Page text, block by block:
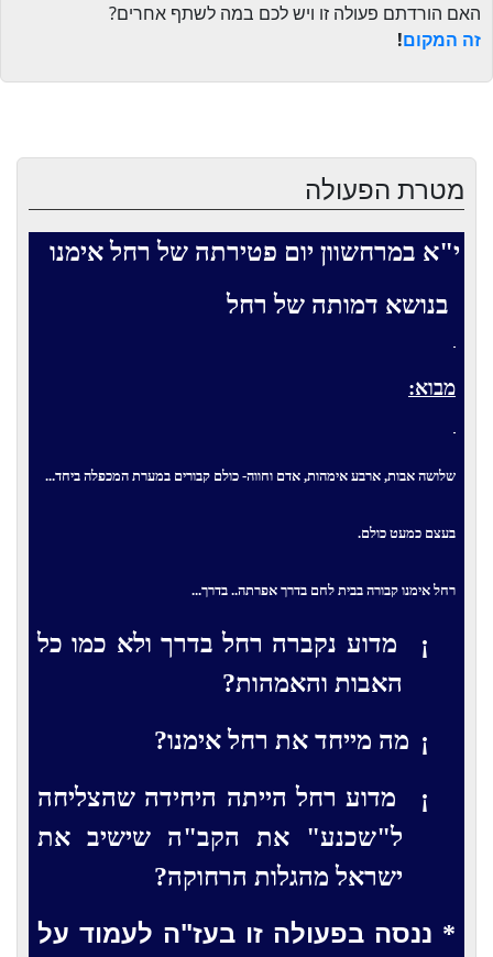
האם הורדתם פעולה זו ויש לכם במה לשתף אחרים?
זה המקום!
מטרת הפעולה
י"א במרחשוון יום פטירתה של רחל אימנו
בנושא דמותה של רחל
מבוא:
שלושה אבות, ארבע אימהות, אדם וחווה- כולם קבורים במערת המכפלה ביחד...
בעצם כמעט כולם.
רחל אימנו קבורה בבית לחם בדרך אפרתה.. בדרך...
¡
מדוע נקברה רחל בדרך ולא כמו כל
האבות והאמהות?
¡ מה מייחד את רחל אימנו?
¡
מדוע רחל הייתה היחידה שהצליחה
ל"שכנע" את הקב"ה שישיב את
ישראל מהגלות הרחוקה?
* ננסה בפעולה זו בעז"ה לעמוד על